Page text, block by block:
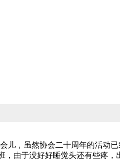
，虽然协会二十周年的活动
由于没好好睡觉头还有些疼